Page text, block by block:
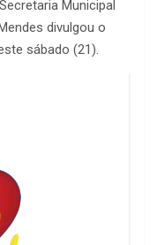
Municipal
divulgou o
sábado (21).